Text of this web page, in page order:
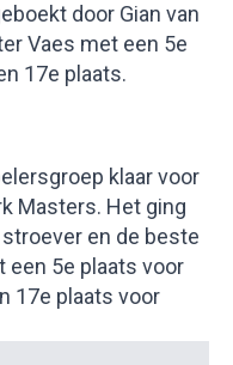
door Gian van
Vaes met een 5e
17e plaats.
klaar voor
Masters. Het ging
en de beste
een 5e plaats voor
17e plaats voor